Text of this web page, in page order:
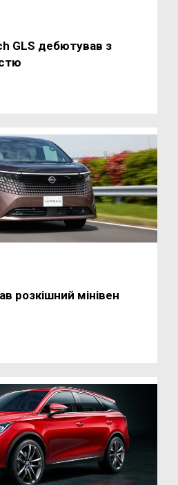
GLS дебютував з
розкішний мінівен